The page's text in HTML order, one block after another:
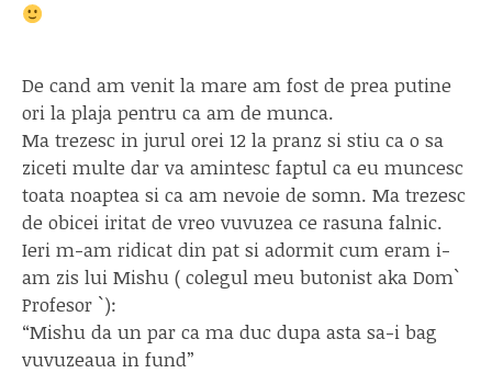
De cand am venit la mare am fost de prea putine
ori la plaja pentru ca am de munca.
Ma trezesc in jurul orei 12 la pranz si stiu ca o sa
ziceti multe dar va amintesc faptul ca eu muncesc
toata noaptea si ca am nevoie de somn. Ma trezesc
de obicei iritat de vreo vuvuzea ce rasuna falnic.
Ieri m-am ridicat din pat si adormit cum eram i-
am zis lui Mishu ( colegul meu butonist aka Dom`
Profesor `):
“Mishu da un par ca ma duc dupa asta sa-i bag
vuvuzeaua in fund”